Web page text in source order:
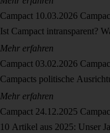
Campact 10.03.2026
Ist Campact intransparent?
Mehr erfahren
Campact 03.02.2026
Campacts politische
Mehr erfahren
Campact 24.12.2025
10 Artikel aus 2025: Unser